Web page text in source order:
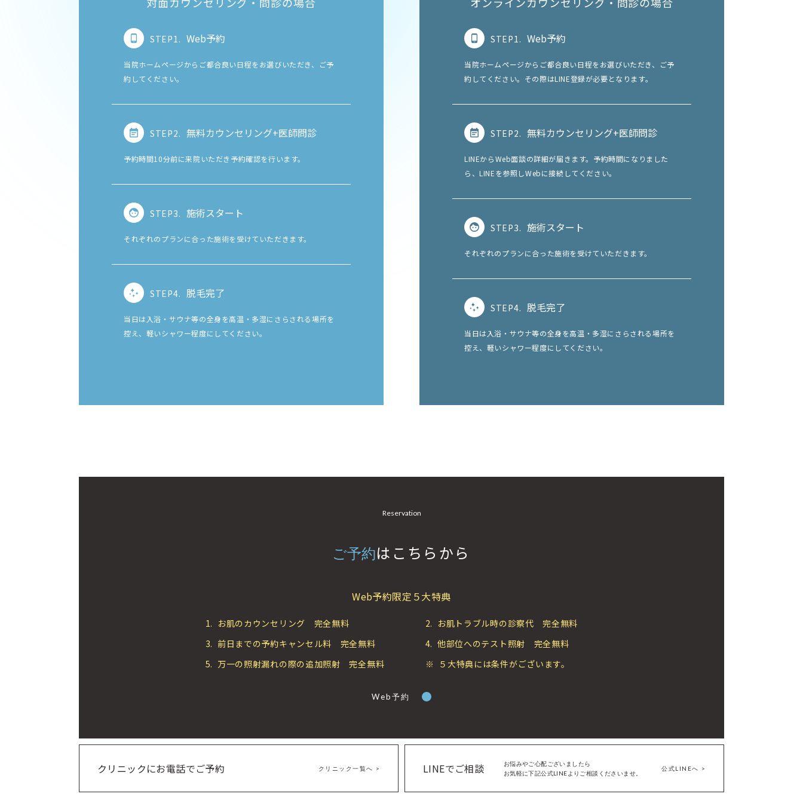
STEP1. Web予約
当院ホームページからご都合良い日程をお選びいただき、ご予
約してください。
STEP2. 無料カウンセリング+医師問診
予約時間10分前に来院いただき予約確認を行います。
STEP3. 施術スタート
それぞれのプランに合った施術を受けていただきます。
STEP4. 脱毛完了
当日は入浴・サウナ等の全身を高温・多湿にさらされる場所を
控え、軽いシャワー程度にしてください。
STEP1. Web予約
当院ホームページからご都合良い日程をお選びいただき、ご予
約してください。その際はLINE登録が必要となります。
STEP2. 無料カウンセリング+医師問診
LINEからWeb面談の詳細が届きます。予約時間になりました
ら、LINEを参照しWebに接続してください。
STEP3. 施術スタート
それぞれのプランに合った施術を受けていただきます。
STEP4. 脱毛完了
当日は入浴・サウナ等の全身を高温・多湿にさらされる場所を
控え、軽いシャワー程度にしてください。
Reservation
ご予約はこちらから
Web予約限定５大特典
1. お肌のカウンセリング 完全無料 2. お肌トラブル時の診察代 完全無料
3. 前日までの予約キャンセル料 完全無料 4. 他部位へのテスト照射 完全無料
5. 万一の照射漏れの際の追加照射 完全無料 ※ ５大特典には条件がございます。
Web予約
クリニックにお電話でご予約 クリニック一覧へ LINEでご相談
お悩みやご心配ございましたら
お気軽に下記公式LINEよりご相談くださいませ。
公式LINEへ